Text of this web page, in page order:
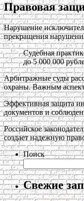
Правовая
Нарушение
прекращения
Судебная
до 5 000 000
Арбитражные суды
охраны. Важным
Эффективная защита
документов и
Российское
создает надежную
Поиск
Свежие